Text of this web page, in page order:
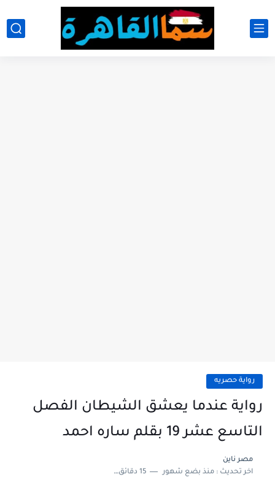
رواية حصريه
رواية عندما يعشق الشيطان الفصل
التاسع عشر 19 بقلم ساره احمد
مصر ناين
اخر تحديث :منذ بضع شهور 15 دقائق للقراءة